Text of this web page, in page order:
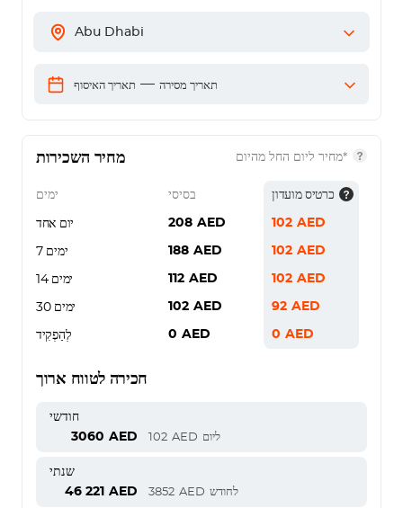
Abu Dhabi
תאריך האיסוף — תאריך מסירה
מחיר השכירות *מחיר ליום החל מהיום
ימים בסיסי כרטיס מועדון
יום אחד 208 AED 102 AED
7 ימים 188 AED 102 AED
14 ימים 112 AED 102 AED
30 ימים 102 AED 92 AED
לְהַפְקִיד 0 AED 0 AED
חכירה לטווח ארוך
חודשי
3060 AED 102 AED ליום
שנתי
46 221 AED 3852 AED לחודש